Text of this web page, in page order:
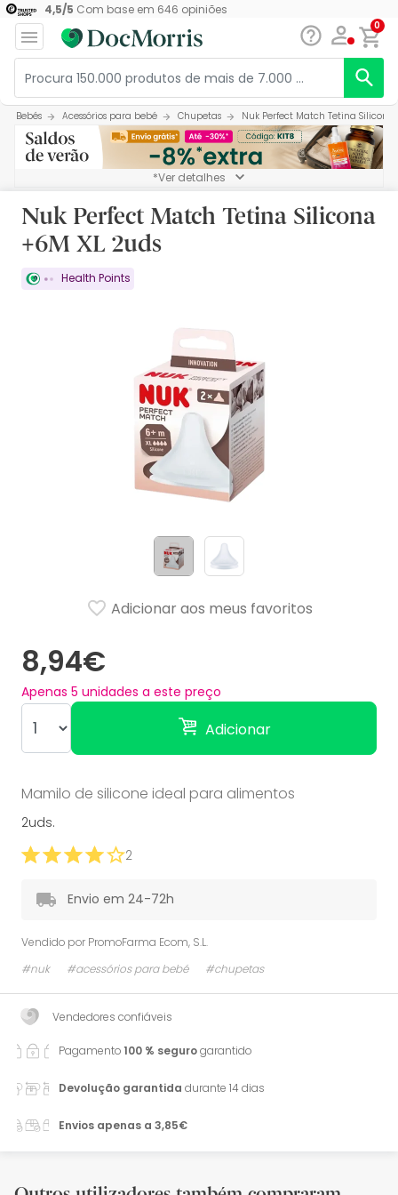
4,5/5 Com base em 646 opiniões
0
Bebés Acessórios para bebé Chupetas Nuk Perfect Match Tetina Silicona
*Ver detalhes
Nuk Perfect Match Tetina Silicona
+6M XL 2uds
Health Points
8,94€
Apenas 5 unidades a este preço
Adicionar
Adicionar aos meus favoritos
Mamilo de silicone ideal para alimentos
2uds.
2
Envio em 24-72h
Vendido por PromoFarma Ecom, S.L.
#nuk
#acessórios para bebé #chupetas
Vendedores confiáveis
Pagamento100 % segurogarantido
Devolução garantida durante 14 dias
Envios apenas a 3,85€